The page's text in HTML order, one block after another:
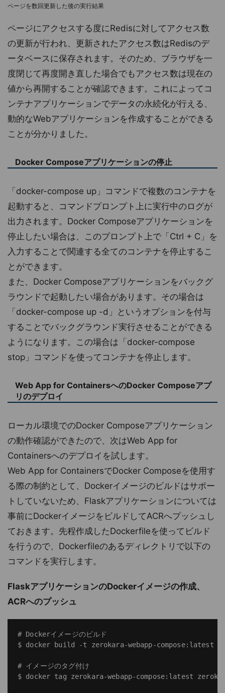
ページを数回更新した後の実行結果
ページにアクセスする度にRedisに対してアクセス数
の更新が行われ、更新されたアクセス数はRedisのデ
ータベースに保存されます。そのため、ブラウザを一
度閉じて再度開き直した場合でもアクセス数は現在の
値から再開することが確認できます。これによってコ
ンテナアプリケーションでデータの永続化が行える、
動的なWebアプリケーションを作成することができる
ことが分かりました。
Docker Composeアプリケーションの停止
「docker-compose up」コマンドで複数のコンテナを
起動すると、コマンドプロンプト上に実行中のログが
出力されます。Docker Composeアプリケーションを
停止したい場合は、このプロンプト上で「Ctrl + C」を
入力することで関連する全てのコンテナを停止するこ
とができます。
また、Docker Composeアプリケーションをバックグ
ラウンドで起動したい場合があります。その場合は
「docker-compose up -d」というオプションを付与
することでバックグラウンド実行させることができる
ようになります。この場合は「docker-compose
stop」コマンドを使ってコンテナを停止します。
Web App for ContainersへのDocker Composeアプ
リのデプロイ
ローカル環境でのDocker Composeアプリケーション
の動作確認ができたので、次はWeb App for
Containersへのデプロイを試します。
Web App for ContainersでDocker Composeを使用す
る際の制約として、Dockerイメージのビルドはサポー
トしていないため、Flaskアプリケーションについては
事前にDockerイメージをビルドしてACRへプッシュし
ておきます。先程作成したDockerfileを使ってビルド
を行うので、Dockerfileのあるディレクトリで以下の
コマンドを実行します。
FlaskアプリケーションのDockerイメージの作成、
ACRへのプッシュ
# Dockerイメージのビルド
$ docker build -t zerokara-webapp-compose:latest .
# イメージのタグ付け
$ docker tag zerokara-webapp-compose:latest